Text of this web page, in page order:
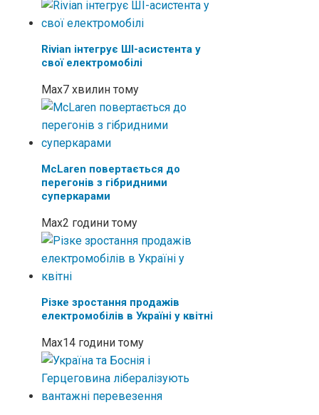
Rivian інтегрує ШІ-асистента у
свої електромобілі
Max7 хвилин тому
McLaren повертається до
перегонів з гібридними
суперкарами
Max2 години тому
Різке зростання продажів
електромобілів в Україні у квітні
Max14 години тому